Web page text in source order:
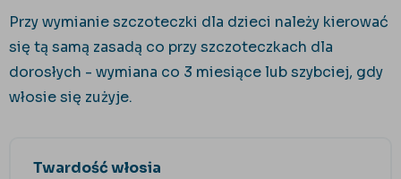
Przy wymianie szczoteczki dla dzieci należy kierować
się tą samą zasadą co przy szczoteczkach dla
dorosłych - wymiana co 3 miesiące lub szybciej, gdy
włosie się zużyje.
Twardość włosia